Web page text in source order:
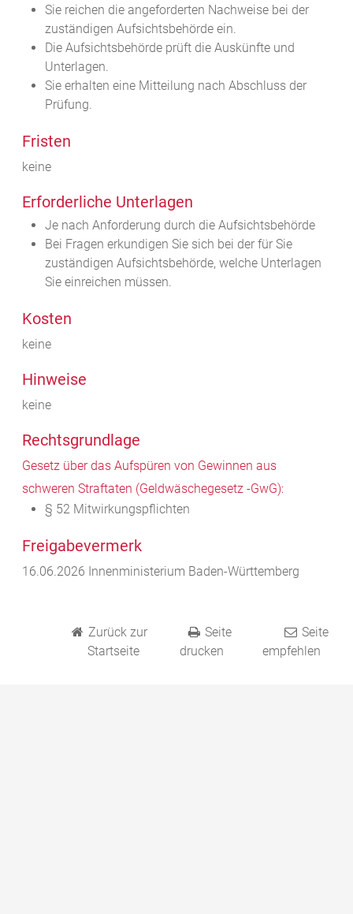
Sie reichen die angeforderten Nachweise bei der
zuständigen Aufsichtsbehörde ein.
Die Aufsichtsbehörde prüft die Auskünfte und
Unterlagen.
Sie erhalten eine Mitteilung nach Abschluss der
Prüfung.
Fristen
keine
Erforderliche Unterlagen
Je nach Anforderung durch die Aufsichtsbehörde
Bei Fragen erkundigen Sie sich bei der für Sie
zuständigen Aufsichtsbehörde, welche Unterlagen
Sie einreichen müssen.
Kosten
keine
Hinweise
keine
Rechtsgrundlage
Gesetz über das Aufspüren von Gewinnen aus
schweren Straftaten (Geldwäschegesetz -GwG):
§ 52 Mitwirkungspflichten
Freigabevermerk
16.06.2026 Innenministerium Baden-Württemberg
Zurück zur
Startseite
Seite
drucken
Seite
empfehlen